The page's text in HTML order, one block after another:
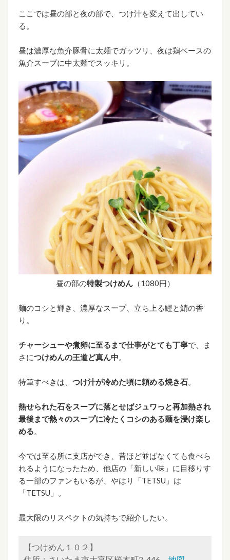
ここでは昼の部と夜の部で、つけ汁を変えて出してい
る。
昼は濃厚な魚介豚骨に太麺でガッツリ、夜は鶏ベースの
魚介スープに中太麺でスッキリ。
昼の部の特製つけめん（1080円）
麺のコシと輝き、濃厚なスープ、立ち上る鰹と鯖の香
り。
チャーシューや煮卵に至るまで仕事がとても丁寧で、ま
さにつけめんの王道ど真ん中。
特筆すべきは、 つけ汁が冷めた頃に頼める焼き石。
熱せられた石をスープに落とせばジュワっと再加熱され
最後まで熱々のスープに冷たくコシのある麺を浸け楽し
める。
今では至る所に支店ができ、昔ほど並ばなくても食べら
れるようになったため、他店の「新しい味」に目移りす
る一部のファンもいるが、やはり「TETSU」は
「TETSU」。
最大限のリスペクトの気持ちで紹介したい。
【つけめん１０２】